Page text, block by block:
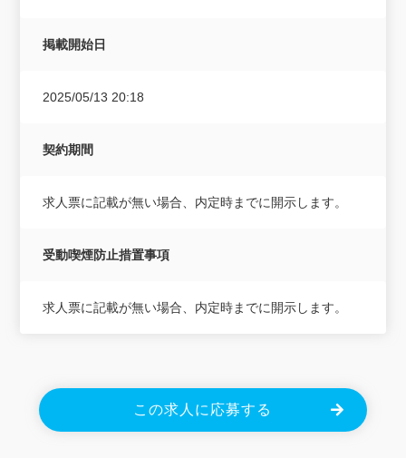
掲載開始日
2025/05/13 20:18
契約期間
求人票に記載が無い場合、内定時までに開示します。
受動喫煙防止措置事項
求人票に記載が無い場合、内定時までに開示します。
この求人に応募する